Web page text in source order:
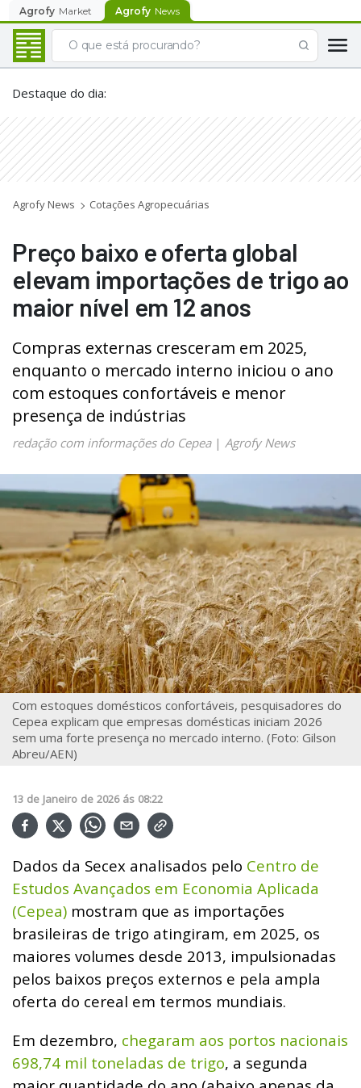
Agrofy Market Agrofy News
Destaque do dia:
Agrofy News Cotações Agropecuárias
Preço baixo e oferta global
elevam importações de trigo ao
maior nível em 12 anos
Compras externas cresceram em 2025,
enquanto o mercado interno iniciou o ano
com estoques confortáveis e menor
presença de indústrias
redação com informações do Cepea| Agrofy News
Com estoques domésticos confortáveis, pesquisadores do
Cepea explicam que empresas domésticas iniciam 2026
sem uma forte presença no mercado interno. (Foto: Gilson
Abreu/AEN)
13 de Janeiro de 2026 ás 08:22
Dados da Secex analisados pelo Centro de
Estudos Avançados em Economia Aplicada
(Cepea) mostram que as importações
brasileiras de trigo atingiram, em 2025, os
maiores volumes desde 2013, impulsionadas
pelos baixos preços externos e pela ampla
oferta do cereal em termos mundiais.
Em dezembro, chegaram aos portos nacionais
698,74 mil toneladas de trigo, a segunda